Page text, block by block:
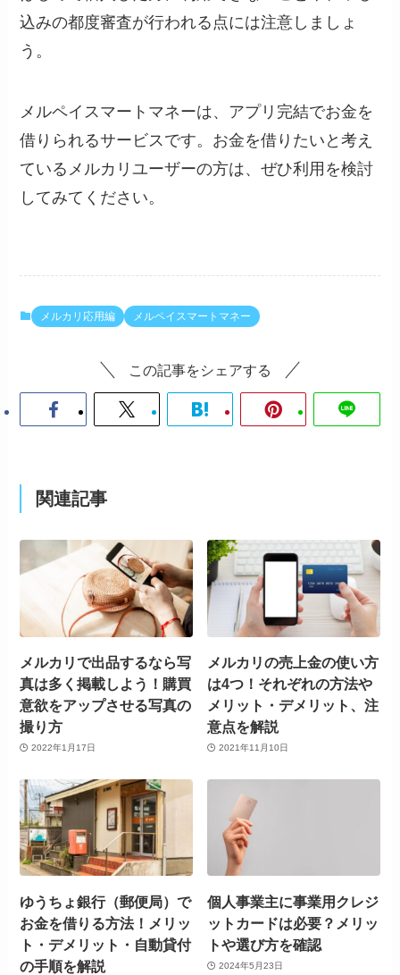
込みの都度審査が行われる点には注意しましょ
う。
メルペイスマートマネーは、アプリ完結でお金を
借りられるサービスです。お金を借りたいと考え
ているメルカリユーザーの方は、ぜひ利用を検討
してみてください。
メルカリ応用編 メルペイスマートマネー
この記事をシェアする
関連記事
メルカリで出品するなら写
真は多く掲載しよう！購買
意欲をアップさせる写真の
撮り方
2022年1月17日
メルカリの売上金の使い方
は4つ！それぞれの方法や
メリット・デメリット、注
意点を解説
2021年11月10日
ゆうちょ銀行（郵便局）で
お金を借りる方法！メリッ
ト・デメリット・自動貸付
の手順を解説
個人事業主に事業用クレジ
ットカードは必要？メリッ
トや選び方を確認
2024年5月23日